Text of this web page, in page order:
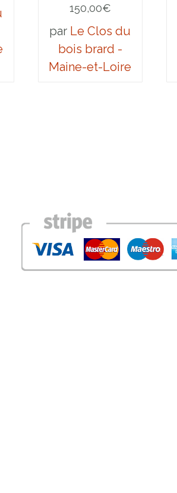
150,00€
par Le Clos du
bois brard -
Maine-et-Loire